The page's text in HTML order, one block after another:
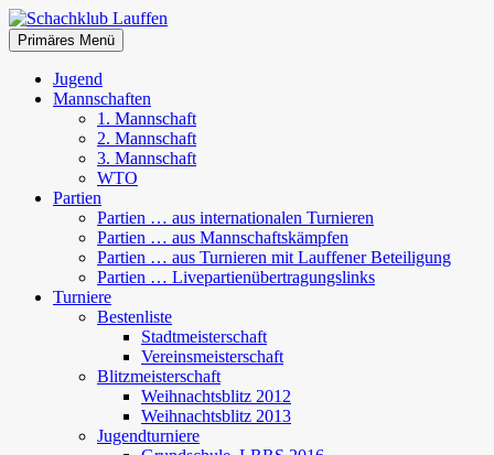
Zum
Inhalt
springen
Schachklub Lauffen
Suchen
Primäres Menü
Jugend
Mannschaften
1. Mannschaft
2. Mannschaft
3. Mannschaft
WTO
Partien
Partien … aus internationalen Turnieren
Partien … aus Mannschaftskämpfen
Partien … aus Turnieren mit Lauffener Beteiligung
Partien … Livepartienübertragungslinks
Turniere
Bestenliste
Stadtmeisterschaft
Vereinsmeisterschaft
Blitzmeisterschaft
Weihnachtsblitz 2012
Weihnachtsblitz 2013
Jugendturniere